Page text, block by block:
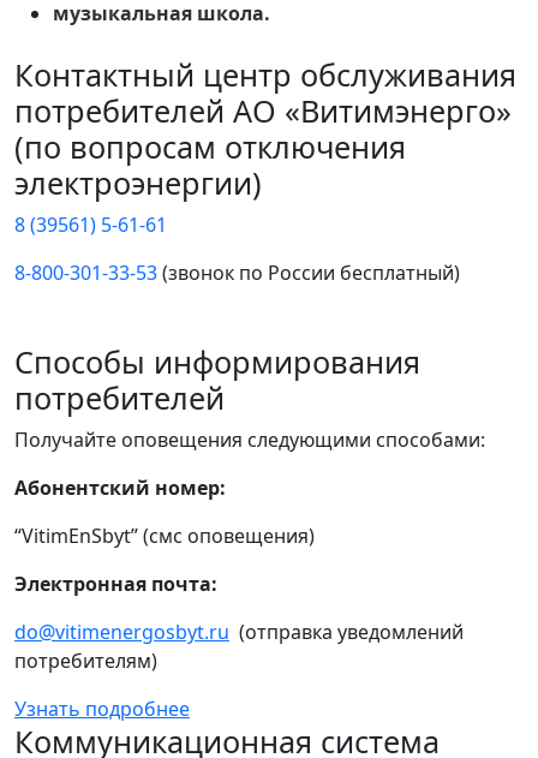
музыкальная школа.
Контактный центр обслуживания
потребителей АО «Витимэнерго»
(по вопросам отключения
электроэнергии)
8 (39561) 5-61-61
8-800-301-33-53(звонок по России бесплатный)
Способы информирования
потребителей
Получайте оповещения следующими способами:
Абонентский номер:
“VitimEnSbyt” (смс оповещения)
Электронная почта:
do@vitimenergosbyt.ru (отправка уведомлений
потребителям)
Узнать подробнее
Коммуникационная система